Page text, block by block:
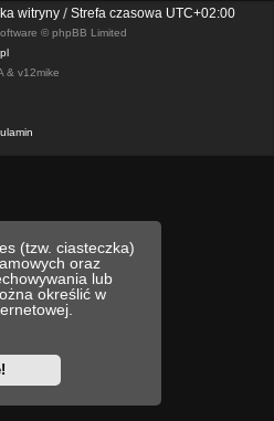
(tzw. ciasteczka)
oraz
lub
określić w
witryny Strefa czasowa UTC+02:00
© phpBB Limited
& v12mike